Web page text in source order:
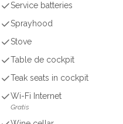
Service batteries
Sprayhood
Stove
Table de cockpit
Teak seats in cockpit
Wi-Fi Internet
Gratis